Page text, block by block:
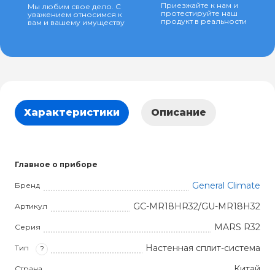
Мы любим свое дело. С
уважением относимся к
вам и вашему имуществу
Приезжайте к нам и
протестируйте наш
продукт в реальности
Характеристики Описание
Главное о приборе
Бренд General Climate
Артикул GC-MR18HR32/GU-MR18H32
Серия MARS R32
Тип ? Настенная сплит-система